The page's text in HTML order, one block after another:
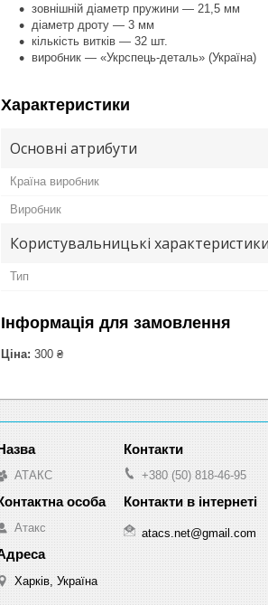
зовнішній діаметр пружини — 21,5 мм
діаметр дроту — 3 мм
кількість витків — 32 шт.
виробник — «Укрспець-деталь» (Україна)
Характеристики
Основні атрибути
Країна виробник
Виробник
Користувальницькі характеристики
Тип
Інформація для замовлення
Ціна: 300 ₴
АТАКС
Атакс
Харків, Україна
+380 (50) 818-46-95
atacs.net@gmail.com